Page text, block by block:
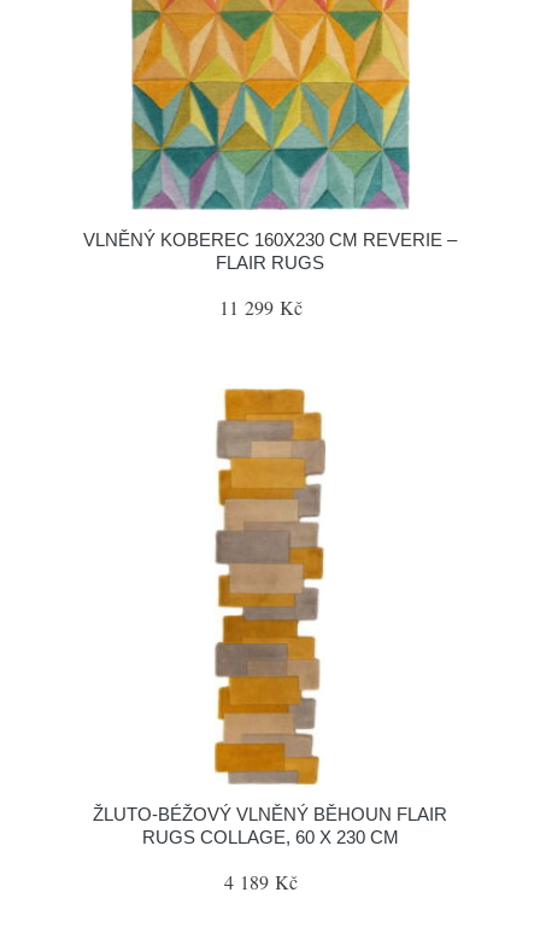
VLNĚNÝ KOBEREC 160X230 CM REVERIE –
FLAIR RUGS
11 299 Kč
ŽLUTO-BÉŽOVÝ VLNĚNÝ BĚHOUN FLAIR
RUGS COLLAGE, 60 X 230 CM
4 189 Kč